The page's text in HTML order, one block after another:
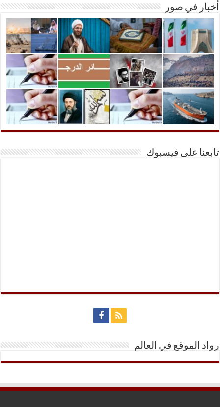
أخبار في صور
تابعنا على فيسبوك
رواد الموقع في العالم